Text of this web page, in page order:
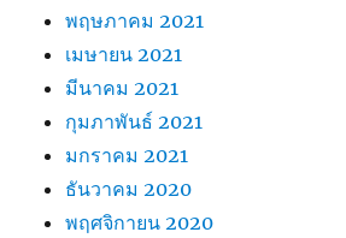
พฤษภาคม 2021
เมษายน 2021
มีนาคม 2021
กุมภาพันธ์ 2021
มกราคม 2021
ธันวาคม 2020
พฤศจิกายน 2020